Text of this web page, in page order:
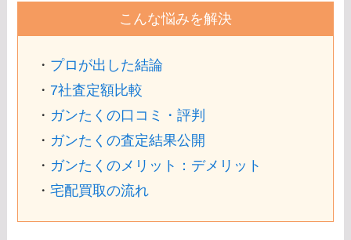
こんな悩みを解決
・ プロが出した結論
・ 7社査定額比較
・ ガンたくの口コミ・評判
・ ガンたくの査定結果公開
・ ガンたくのメリット：デメリット
・ 宅配買取の流れ